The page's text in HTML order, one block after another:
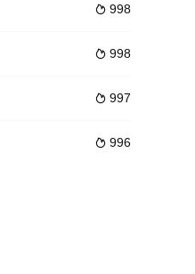
爆炸。免于死亡的他们却身陷随后
 998
 998
 997
 996